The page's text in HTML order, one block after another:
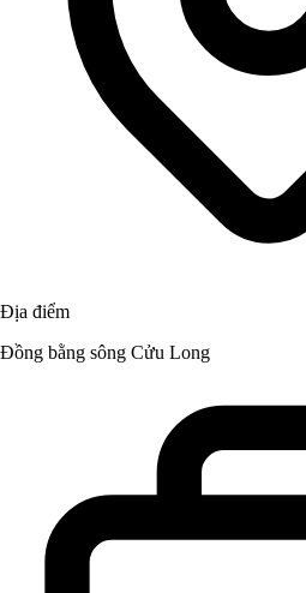
Địa điểm
Đồng bằng sông Cửu Long